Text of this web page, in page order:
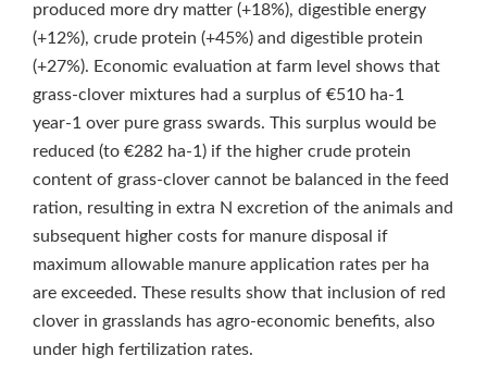
produced more dry matter (+18%), digestible energy
(+12%), crude protein (+45%) and digestible protein
(+27%). Economic evaluation at farm level shows that
grass-clover mixtures had a surplus of €510 ha‑1
year‑1 over pure grass swards. This surplus would be
reduced (to €282 ha‑1) if the higher crude protein
content of grass-clover cannot be balanced in the feed
ration, resulting in extra N excretion of the animals and
subsequent higher costs for manure disposal if
maximum allowable manure application rates per ha
are exceeded. These results show that inclusion of red
clover in grasslands has agro-economic benefits, also
under high fertilization rates.